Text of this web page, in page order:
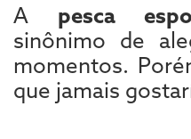
A pesca
sinônimo de
momentos.
que jamais